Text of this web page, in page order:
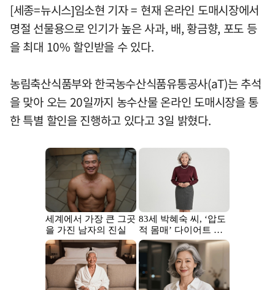
[세종=뉴시스]임소현 기자 = 현재 온라인 도매시장에서
명절 선물용으로 인기가 높은 사과, 배, 황금향, 포도 등
을 최대 10% 할인받을 수 있다.
농림축산식품부와 한국농수산식품유통공사(aT)는 추석
을 맞아 오는 20일까지 농수산물 온라인 도매시장을 통
한 특별 할인을 진행하고 있다고 3일 밝혔다.